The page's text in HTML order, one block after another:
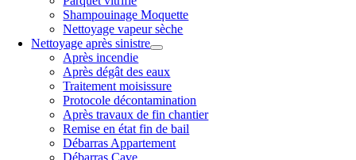
Shampouinage Moquette
Nettoyage vapeur sèche
Nettoyage après sinistre
Après incendie
Après dégât des eaux
Traitement moisissure
Protocole décontamination
Après travaux de fin chantier
Remise en état fin de bail
Débarras Appartement
Débarras Cave